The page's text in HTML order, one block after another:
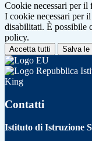
Cookie necessari per il
I cookie necessari per
disabilitati. È possibile
policy.
Accetta tutti Salva le
King
Contatti
Istituto di Istruzione